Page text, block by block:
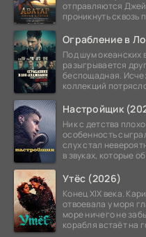
отправляются
проникнуть сквозь
Ограбление в
Под шум океанских
разыгрывается
беспощадная.
коллекций
Настройщик
Ник с детства
особенность
слух стал
в звуках, которые
Утёс (2026)
Конец XIX века.
отвоевала у моря
море ничего не
корабля встаёт на